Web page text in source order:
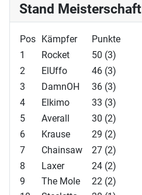
Stand Meisterschaft
Pos Kämpfer
Punkte
1
Rocket
50 (3)
2
ElUffo
46 (3)
3
DamnOH
36 (3)
4
Elkimo
33 (3)
5
Averall
30 (2)
6
Krause
29 (2)
7
Chainsaw
27 (2)
8
Laxer
24 (2)
9
The Mole
22 (2)